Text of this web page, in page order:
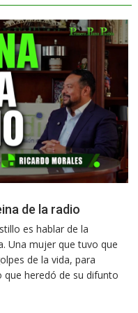
de la radio
es hablar de la
Una mujer que tuvo que
de la vida, para
heredó de su difunto